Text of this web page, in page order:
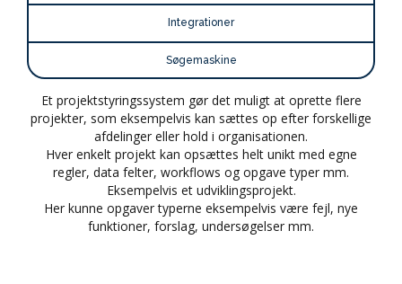
Brugere
Integrationer
Et projektstyringssystem gør det muligt at oprette flere
projekter, som eksempelvis kan sættes op efter forskellige
afdelinger eller hold i organisationen.
Hver enkelt projekt kan opsættes helt unikt med egne
regler, data felter, workflows og opgave typer mm.
Eksempelvis et udviklingsprojekt.
Her kunne opgaver typerne eksempelvis være fejl, nye